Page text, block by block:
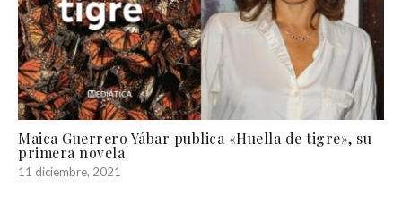
Maica Guerrero Yábar publica «Huella de tigre», su
primera novela
11 diciembre, 2021